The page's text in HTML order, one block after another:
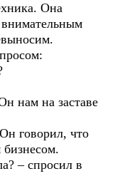
Она
нам на заставе
говорил, что
– спросил в